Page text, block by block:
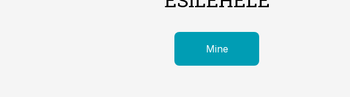
Mine